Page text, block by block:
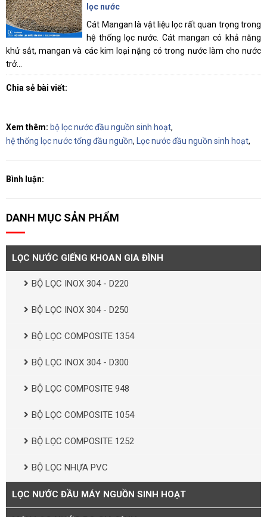
lọc nước
Cát Mangan là vật liệu lọc rất quan trọng trong
hệ thống lọc nước. Cát mangan có khả năng
khử sắt, mangan và các kim loại nặng có trong nước làm cho nước
trở...
Chia sẻ bài viết:
Xem thêm: bộ lọc nước đầu nguồn sinh hoạt,
hệ thống lọc nước tổng đầu nguồn, Lọc nước đầu nguồn sinh hoạt,
Bình luận:
DANH MỤC SẢN PHẨM
LỌC NƯỚC GIẾNG KHOAN GIA ĐÌNH
BỘ LỌC INOX 304 - D220
BỘ LỌC INOX 304 - D250
BỘ LỌC COMPOSITE 1354
BỘ LỌC INOX 304 - D300
BỘ LỌC COMPOSITE 948
BỘ LỌC COMPOSITE 1054
BỘ LỌC COMPOSITE 1252
BỘ LỌC NHỰA PVC
LỌC NƯỚC ĐẦU MÁY NGUỒN SINH HOẠT